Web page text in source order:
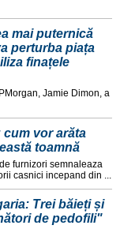
mai puternică
perturba piața
finațele
Jamie Dimon, a
cum vor arăta
toamnă
furnizori semnaleaza
casnici incepand din ...
Trei băieți și
de pedofili"